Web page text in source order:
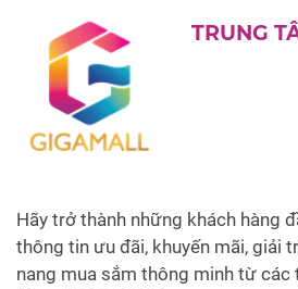
TRUNG
Hãy trở thành những khách hàng
thông tin ưu đãi, khuyến mãi, giải
nang mua sắm thông minh từ các